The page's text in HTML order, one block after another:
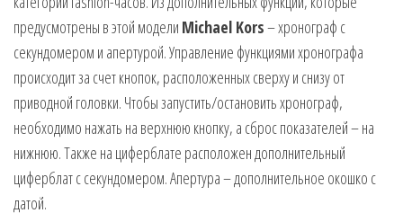
предусмотрены в этой модели Michael Kors– хронограф с
секундомером и апертурой. Управление функциями хронографа
происходит за счет кнопок, расположенных сверху и снизу от
приводной головки. Чтобы запустить/остановить хронограф,
необходимо нажать на верхнюю кнопку, а сброс показателей – на
нижнюю. Также на циферблате расположен дополнительный
циферблат с секундомером. Апертура – дополнительное окошко с
датой.